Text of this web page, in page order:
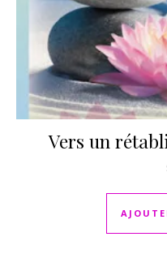
Vers un